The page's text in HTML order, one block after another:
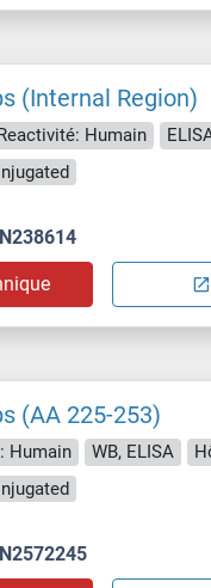
(Internal Region)
Humain
(AA 225-253)
Humain WB, ELISA